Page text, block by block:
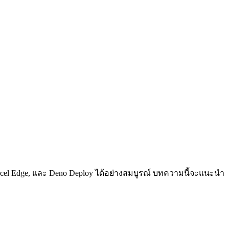
Edge, และ Deno Deploy ได้อย่างสมบูรณ์ บทความนี้จะแนะนำ